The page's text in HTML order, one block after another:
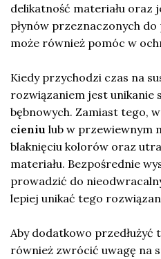
delikatność materiału oraz
płynów przeznaczonych
może również pomóc w
Kiedy przychodzi czas na
rozwiązaniem jest unikanie
bębnowych. Zamiast tego,
cieniu lub w przewiewnym
blaknięciu kolorów oraz
materiału. Bezpośrednie
prowadzić do
lepiej unikać tego
Aby dodatkowo przedłużyć
również zwrócić uwagę na